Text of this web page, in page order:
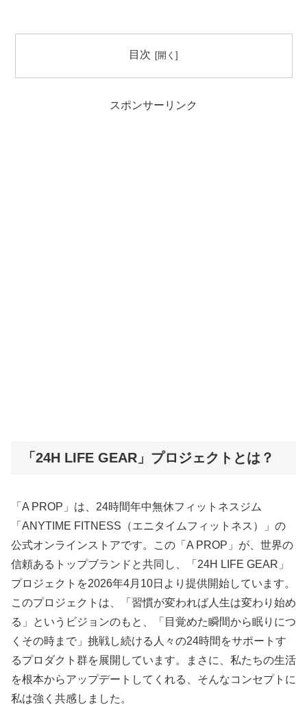
目次
スポンサーリンク
「24H LIFE GEAR」プロジェクトとは？
「A PROP」は、24時間年中無休フィットネスジム
「ANYTIME FITNESS（エニタイムフィットネス）」の
公式オンラインストアです。この「A PROP」が、世界の
信頼あるトップブランドと共同し、「24H LIFE GEAR」
プロジェクトを2026年4月10日より提供開始しています。
このプロジェクトは、「習慣が変われば人生は変わり始め
る」というビジョンのもと、「目覚めた瞬間から眠りにつ
くその時まで」挑戦し続ける人々の24時間をサポートす
るプロダクト群を展開しています。まさに、私たちの生活
を根本からアップデートしてくれる、そんなコンセプトに
私は強く共感しました。